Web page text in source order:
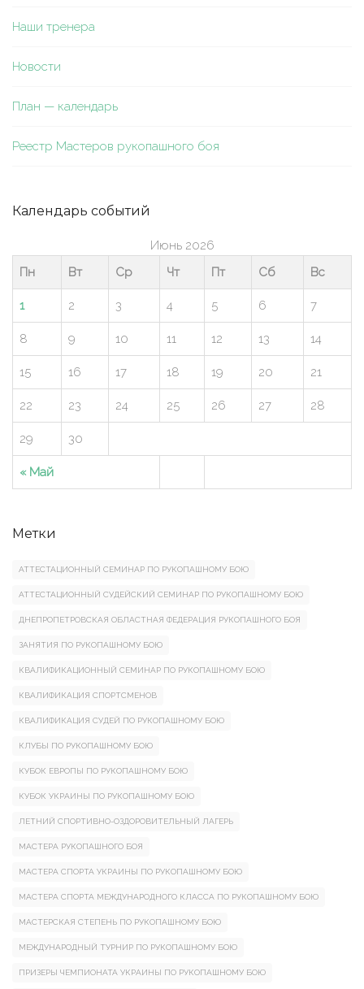
Наши тренера
Новости
План — календарь
Реестр Мастеров рукопашного боя
Календарь событий
Июнь 2026
Пн
Вт Ср Чт Пт Сб Вс
« Май
1 2 3 4 5 6 7
8 9 10 11 12 13 14
15 16 17 18 19 20 21
22 23 24 25 26 27 28
29 30
Метки
АТТЕСТАЦИОННЫЙ СЕМИНАР ПО РУКОПАШНОМУ БОЮ
АТТЕСТАЦИОННЫЙ СУДЕЙСКИЙ СЕМИНАР ПО РУКОПАШНОМУ БОЮ
ДНЕПРОПЕТРОВСКАЯ ОБЛАСТНАЯ ФЕДЕРАЦИЯ РУКОПАШНОГО БОЯ
ЗАНЯТИЯ ПО РУКОПАШНОМУ БОЮ
КВАЛИФИКАЦИОННЫЙ СЕМИНАР ПО РУКОПАШНОМУ БОЮ
КВАЛИФИКАЦИЯ СПОРТСМЕНОВ
КВАЛИФИКАЦИЯ СУДЕЙ ПО РУКОПАШНОМУ БОЮ
КЛУБЫ ПО РУКОПАШНОМУ БОЮ
КУБОК ЕВРОПЫ ПО РУКОПАШНОМУ БОЮ
КУБОК УКРАИНЫ ПО РУКОПАШНОМУ БОЮ
ЛЕТНИЙ СПОРТИВНО-ОЗДОРОВИТЕЛЬНЫЙ ЛАГЕРЬ
МАСТЕРА РУКОПАШНОГО БОЯ
МАСТЕРА СПОРТА УКРАИНЫ ПО РУКОПАШНОМУ БОЮ
МАСТЕРА СПОРТА МЕЖДУНАРОДНОГО КЛАССА ПО РУКОПАШНОМУ БОЮ
МАСТЕРСКАЯ СТЕПЕНЬ ПО РУКОПАШНОМУ БОЮ
МЕЖДУНАРОДНЫЙ ТУРНИР ПО РУКОПАШНОМУ БОЮ
ПРИЗЕРЫ ЧЕМПИОНАТА УКРАИНЫ ПО РУКОПАШНОМУ БОЮ